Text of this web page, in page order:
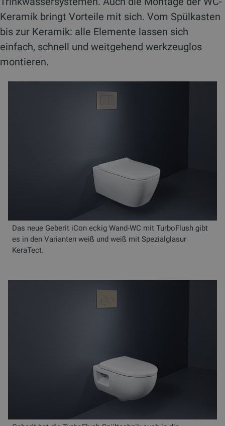
Keramik bringt Vorteile mit sich. Vom Spülkasten
bis zur Keramik: alle Elemente lassen sich
einfach, schnell und weitgehend werkzeuglos
montieren.
Das neue Geberit iCon eckig Wand-WC mit TurboFlush gibt
es in den Varianten weiß und weiß mit Spezialglasur
KeraTect.